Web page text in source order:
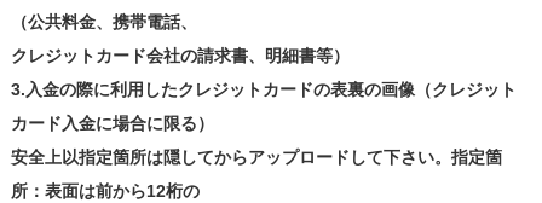
（公共料金、携帯電話、
クレジットカード会社の請求書、明細書等）
3.入金の際に利用したクレジットカードの表裏の画像（クレジット
カード入金に場合に限る）
安全上以指定箇所は隠してからアップロードして下さい。指定箇
所：表面は前から12桁の